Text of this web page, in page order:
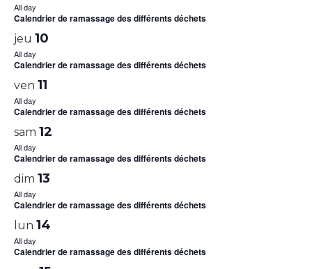
All day
Calendrier de ramassage des différents déchets
jeu 10
All day
Calendrier de ramassage des différents déchets
ven 11
All day
Calendrier de ramassage des différents déchets
sam 12
All day
Calendrier de ramassage des différents déchets
dim 13
All day
Calendrier de ramassage des différents déchets
lun 14
All day
Calendrier de ramassage des différents déchets